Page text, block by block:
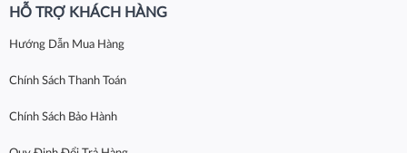
HỖ TRỢ KHÁCH HÀNG
Hướng Dẫn Mua Hàng
Chính Sách Thanh Toán
Chính Sách Bảo Hành